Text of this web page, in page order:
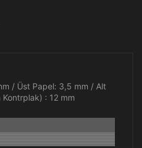
/ Üst Papel: 3,5 mm / Alt
: 12 mm